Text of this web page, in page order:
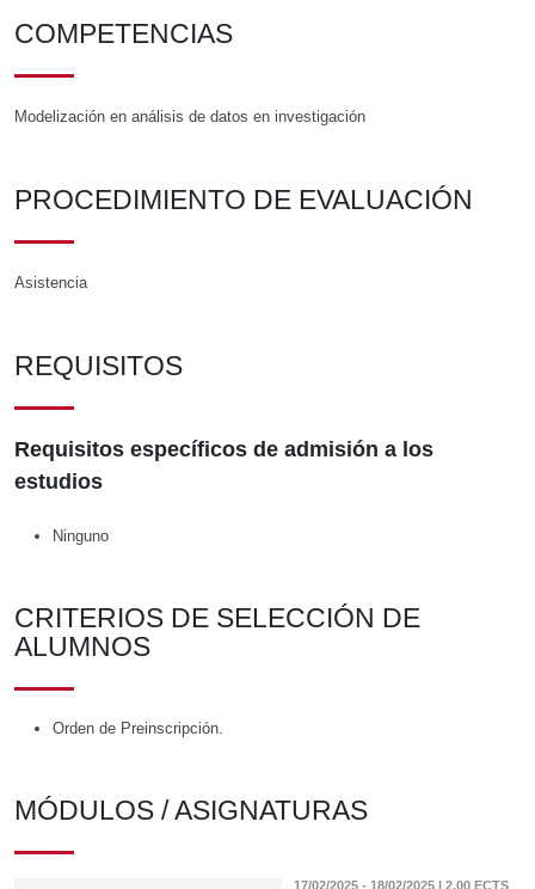
COMPETENCIAS
Modelización en análisis de datos en investigación
PROCEDIMIENTO DE EVALUACIÓN
Asistencia
REQUISITOS
Requisitos específicos de admisión a los
estudios
Ninguno
CRITERIOS DE SELECCIÓN DE
ALUMNOS
Orden de Preinscripción.
MÓDULOS / ASIGNATURAS
17/02/2025 - 18/02/2025 | 2,00 ECTS